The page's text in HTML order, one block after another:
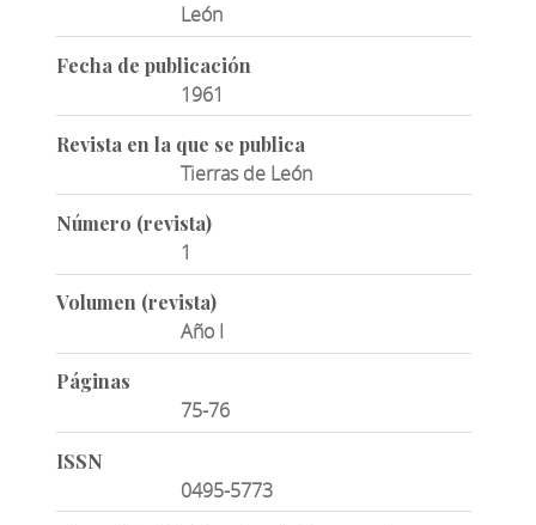
León
Fecha de publicación
1961
Revista en la que se publica
Tierras de León
Número (revista)
1
Volumen (revista)
Año I
Páginas
75-76
ISSN
0495-5773